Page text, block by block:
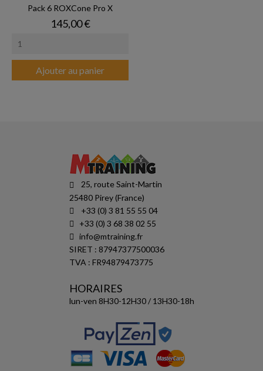
Pack 6 ROXCone Pro X
Prix
145,00 €
Ajouter au panier
25, route Saint-Martin
25480 Pirey (France)
+33 (0) 3 81 55 55 04
+33 (0) 3 68 38 02 55
info@mtraining.fr
SIRET : 87947377500036
TVA : FR94879473775
HORAIRES
lun-ven 8H30-12H30 / 13H30-18h